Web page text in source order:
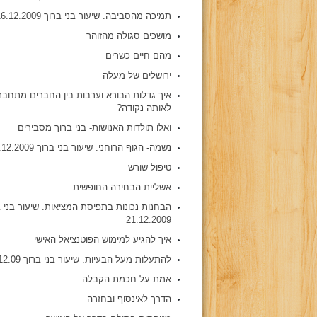
תמיכה מהסביבה. שיעור בני ברוך 16.12.2009
מושכים סגולה מהזוהר
מהם חיים כשרים
ירושלים של מעלה
איך גדלות הבורא וערבות בין החברים
לאותה נקודה?
ואלו תולדות האנושות- בני ברוך מסבירים
נשמה- הגוף הרוחני. שיעור בני ברוך 24.12.2009
טיפול שורש
אשליית הבחירה החופשית
הבחנות נכונות בתפיסת המציאות. שיעור בני
21.12.2009
איך להגיע למימוש הפוטנציאל האישי
להתעלות מעל הבעיות. שיעור בני ברוך 31.12.09
אמת על חכמת הקבלה
הדרך לאינסוף ובחזרה